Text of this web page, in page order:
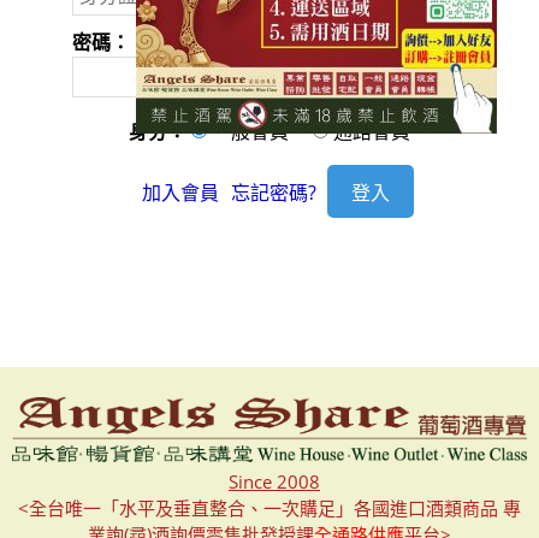
密碼：
身分： 一般會員 通路會員
加入會員 忘記密碼?
Since 2008
<全台唯一「水平及垂直整合、一次購足」各國進口酒類商品 專